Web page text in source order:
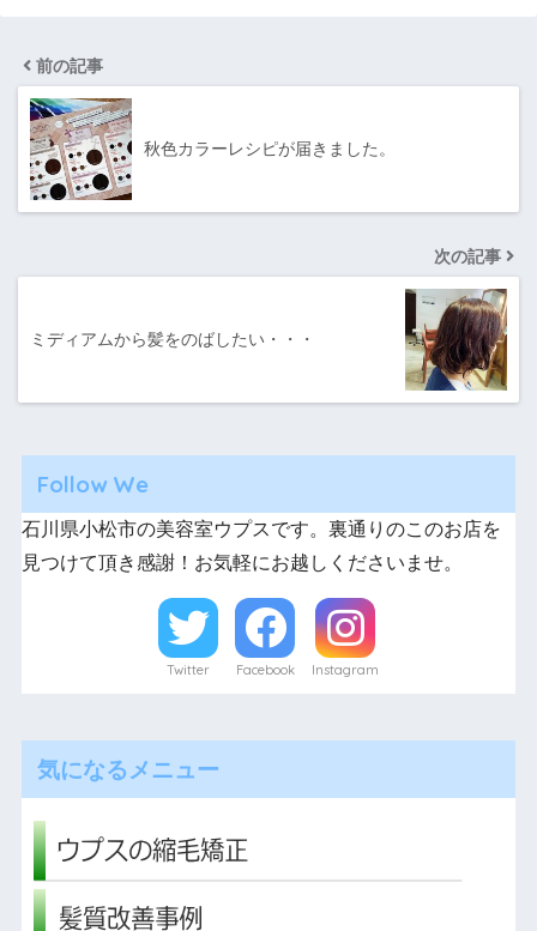
前の記事
秋色カラーレシピが届きました。
次の記事
ミディアムから髪をのばしたい・・・
Follow We
石川県小松市の美容室ウプスです。裏通りのこのお店を
見つけて頂き感謝！お気軽にお越しくださいませ。
Twitter Facebook Instagram
気になるメニュー